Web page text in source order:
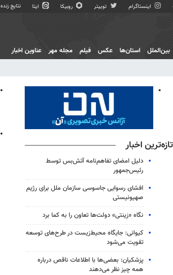
اینستاگرام توییتر روبیکا ایتا نتایج زنده
بین‌الملل استان‌ها عکس فیلم مجله مهر عناوین اخبار
تازه‌ترین اخبار
دلیل امضای تفاهم‌نامه آتش‌بس توسط
رئیس‌جمهور
افشای رسوایی جاسوسی سازمان ملل برای رژیم
صهیونیستی
نگاه «زینتی» دولت‌ها تعاون را به کما برد
کیوانی: جایگاه محیط‌زیست در طرح‌های توسعه
تقویت می‌شود
پزشکیان: بعضی‌ها با اطلاعات ناقص درباره
همه چیز نظر می‌دهند